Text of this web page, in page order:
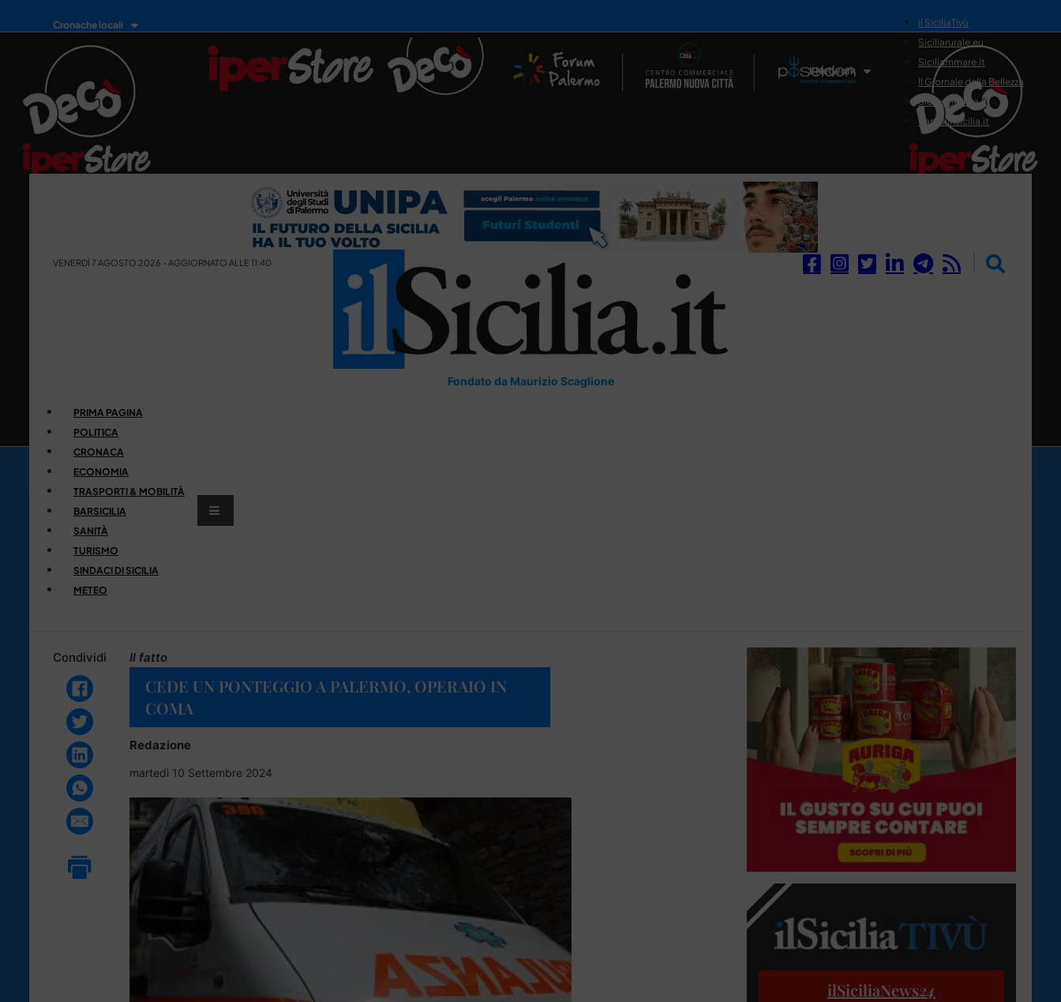
Cronache locali
Il Network
il SiciliaTivù
Siciliarurale.eu
Siciliammare.it
Il Giornale della Bellezza
Siciliamedica.it
Sanitainsicilia.it
VENERDÌ 7 AGOSTO 2026 - AGGIORNATO ALLE 11:40
Fondato da Maurizio Scaglione
PRIMA PAGINA
POLITICA
CRONACA
ECONOMIA
TRASPORTI & MOBILITÀ
BARSICILIA
SANITÀ
TURISMO
SINDACI DI SICILIA
METEO
Condividi Il fatto
CEDE UN PONTEGGIO A PALERMO, OPERAIO IN
COMA
Redazione
martedì 10 Settembre 2024
ilSiciliaNews24